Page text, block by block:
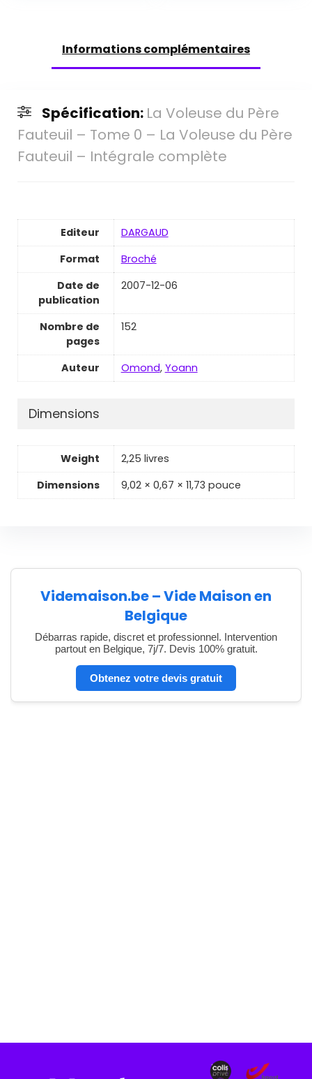
Informations complémentaires
Spécification: La Voleuse du Père
Fauteuil – Tome 0 – La Voleuse du Père
Fauteuil – Intégrale complète
Editeur
DARGAUD
Format
Broché
Date de
publication
2007-12-06
Nombre de
pages
152
Auteur Omond, Yoann
Dimensions
Weight
2,25 livres
Dimensions
9,02 × 0,67 × 11,73 pouce
Videmaison.be – Vide Maison en
Belgique
Débarras rapide, discret et professionnel. Intervention
partout en Belgique, 7j/7. Devis 100% gratuit.
Obtenez votre devis gratuit